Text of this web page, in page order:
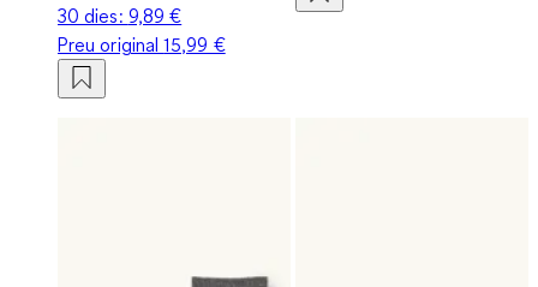
30 dies: 9,89 €
Preu original15,99 €